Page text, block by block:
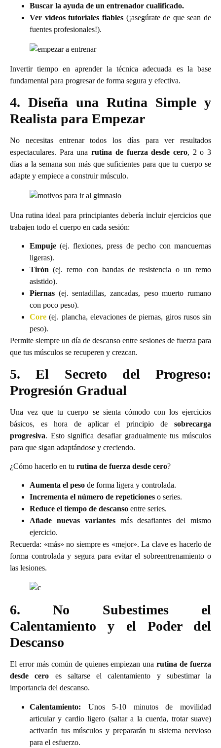
Buscar la ayuda de un entrenador cualificado.
Ver vídeos tutoriales fiables(¡asegúrate de que sean de
fuentes profesionales!).
Invertir tiempo en aprender la técnica adecuada es la base
fundamental para progresar de forma segura y efectiva.
4. Diseña una Rutina Simple y
Realista para Empezar
No necesitas entrenar todos los días para ver resultados
espectaculares. Para unarutina de fuerza desde cero, 2 o 3
días a la semana son más que suficientes para que tu cuerpo se
adapte y empiece a construir músculo.
Una rutina ideal para principiantes debería incluir ejercicios que
trabajen todo el cuerpo en cada sesión:
Empuje (ej. flexiones, press de pecho con mancuernas
ligeras).
Tirón (ej. remo con bandas de resistencia o un remo
asistido).
Piernas (ej. sentadillas, zancadas, peso muerto rumano
con poco peso).
Core (ej. plancha, elevaciones de piernas, giros rusos sin
peso).
Permite siempre un día de descanso entre sesiones de fuerza para
que tus músculos se recuperen y crezcan.
5. El Secreto del Progreso:
Progresión Gradual
Una vez que tu cuerpo se sienta cómodo con los ejercicios
básicos, es hora de aplicar el principio de sobrecarga
progresiva. Esto significa desafiar gradualmente tus músculos
para que sigan adaptándose y creciendo.
¿Cómo hacerlo en tu rutina de fuerza desde cero?
Aumenta el peso de forma ligera y controlada.
Incrementa el número de repeticiones o series.
Reduce el tiempo de descanso entre series.
Añade nuevas variantesmás desafiantes del mismo
ejercicio.
Recuerda: «más» no siempre es «mejor». La clave es hacerlo de
forma controlada y segura para evitar el sobreentrenamiento o
las lesiones.
6. No Subestimes el
Calentamiento y el Poder del
Descanso
El error más común de quienes empiezan unarutina de fuerza
desde cero es saltarse el calentamiento y subestimar la
importancia del descanso.
Calentamiento: Unos 5-10 minutos de movilidad
articular y cardio ligero (saltar a la cuerda, trotar suave)
activarán tus músculos y prepararán tu sistema nervioso
para el esfuerzo.